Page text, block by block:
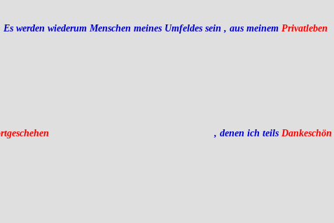
Es werden wiederum Menschen meines Umfeldes sein , aus meinem Privatleben
, denen ich teils Dankeschön